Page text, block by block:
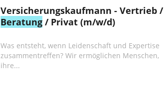
Versicherungskaufmann - Vertrieb /
Beratung / Privat (m/w/d)
Was entsteht, wenn Leidenschaft und Expertise
zusammentreffen? Wir ermöglichen Menschen,
ihre...